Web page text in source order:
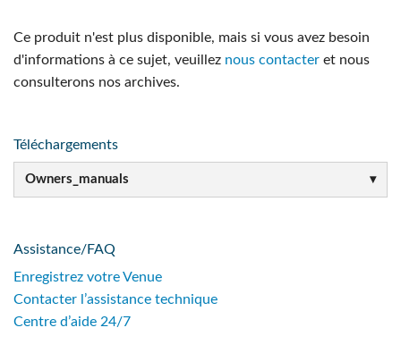
Ce produit n'est plus disponible, mais si vous avez besoin
d'informations à ce sujet, veuillez nous contacter et nous
consulterons nos archives.
Téléchargements
Owners_manuals
Assistance/FAQ
Enregistrez votre Venue
Contacter l’assistance technique
Centre d’aide 24/7